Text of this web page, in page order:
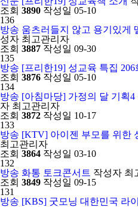
조회 3890 작성일 05-10
136
방송 움츠러들지 않고 용기있게
성자 최고관리자
조회 3887 작성일 09-30
135
방송 [프리한19] 성교육 특집 206
조회 3876 작성일 05-10
134
방송 [아침마당] 가정의 달 기획
자 최고관리자
조회 3872 작성일 10-17
133
방송 [KTV] 아이젠 부모를 위한
최고관리자
조회 3864 작성일 03-10
132
방송 화통 토크콘서트 작성자 최
조회 3849 작성일 09-15
131
방송 [KBS] 굿모닝 대한민국 라